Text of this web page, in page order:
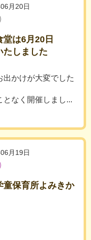
月20日
は6月20日
たしました
かけが大変でした
なく開催しまし...
月19日
童保育所よみきか